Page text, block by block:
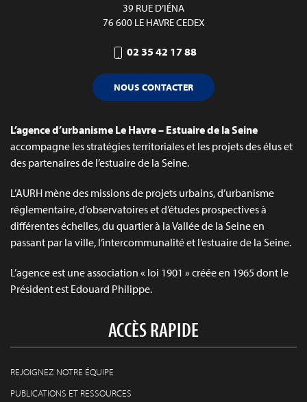
39 RUE D’IÉNA
76 600 LE HAVRE CEDEX
02 35 42 17 88
NOUS CONTACTER
L’agence d’urbanisme Le Havre – Estuaire de la Seine
accompagne les stratégies territoriales et les projets des élus et
des partenaires de l’estuaire de la Seine.
L’AURH mène des missions de projets urbains, d’urbanisme
réglementaire, d’observatoires et d’études prospectives à
différentes échelles, du quartier à la Vallée de la Seine en
passant par la ville, l’intercommunalité et l’estuaire de la Seine.
L’agence est une association « loi 1901 » créée en 1965 dont le
Président est Edouard Philippe.
ACCÈS RAPIDE
REJOIGNEZ NOTRE ÉQUIPE
PUBLICATIONS ET RESSOURCES